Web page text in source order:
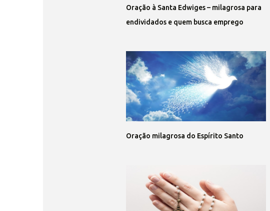
Oração à Santa Edwiges – milagrosa para
endividados e quem busca emprego
Oração milagrosa do Espírito Santo